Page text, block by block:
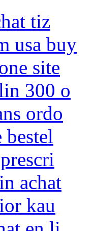
tiz
usa buy
site
300 o
ordo
achat
kau